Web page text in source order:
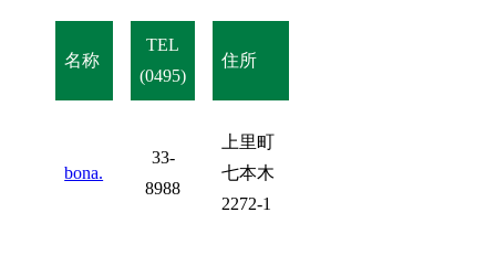
名称
TEL
(0495)
住所
bona.
33-
8988
上里町
七本木
2272-1